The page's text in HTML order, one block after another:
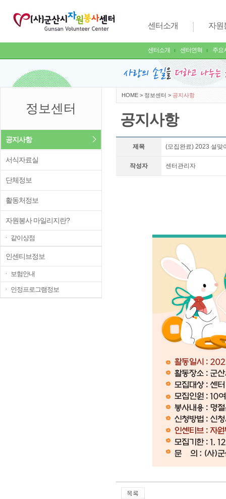
센터소개
센터소개 센터연혁 주요
자원
정보센터
공지사항
서식자료실
단체정보
활동처정보
자원봉사 마일리지란?
ㆍ 같이상점
인센티브정보
ㆍ 보험안내
ㆍ 인정프로그램정보
HOME > 정보센터 > 공지사항
공지사항
제목 (모집완료) 2023 설맞
작성자 센터관리자